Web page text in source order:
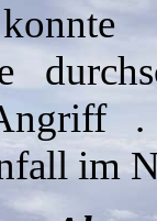
im